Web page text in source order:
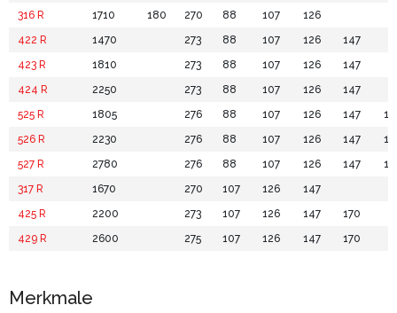
316 R
1710 180 270 88 107
126
422 R
1470 273 88 107 126
147
423 R
1810 273 88 107 126
147
424 R
2250 273 88 107 126
147
525 R
1805 276 88 107 126 147
526 R
2230 276 88 107 126 147
527 R
2780 276 88 107 126 147
317 R
1670 270 107 126
147
425 R
2200 273 107 126 147
170
429 R
2600 275 107 126 147 170
Merkmale